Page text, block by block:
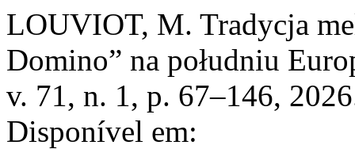
LOUVIOT, M. Tradycja
Domino” na południu
v. 71, n. 1, p. 67–146,
Disponível em: